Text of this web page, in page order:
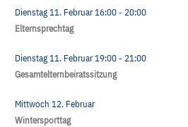
Dienstag 11. Februar16:00- 20:00
Elternsprechtag
Dienstag 11. Februar19:00- 21:00
Gesamtelternbeiratssitzung
Mittwoch 12. Februar
Wintersporttag